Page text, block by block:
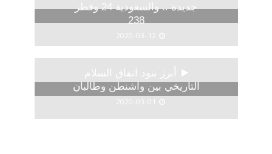
جديدة .. والسعودية 24 وقطر
238
2020-03-12
أبرز بنود اتفاق السلام
التاريخي بين واشنطن وطالبان
2020-03-01